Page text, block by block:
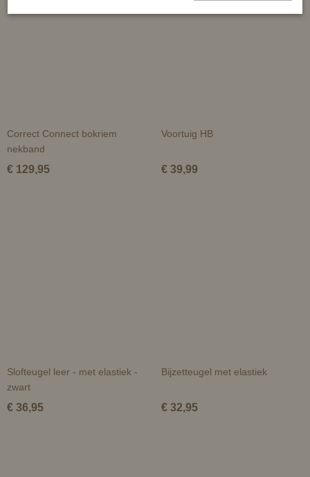
Correct Connect bokriem
nekband
€ 129,95
Voortuig HB
€ 39,99
Slofteugel leer - met elastiek -
zwart
€ 36,95
Bijzetteugel met elastiek
€ 32,95